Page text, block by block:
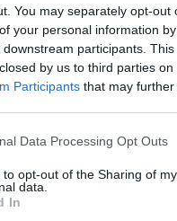
You may separately opt-out
your personal information
downstream participants.
by us to third parties on
Participants that may
Data Processing Opt Outs
to opt-out of the Sharing of my
data.
In
2018 - Tänkte byta
med blir lite
över
inlägget avMammDiin
avd-b måndag 21:15i
projektinläggen